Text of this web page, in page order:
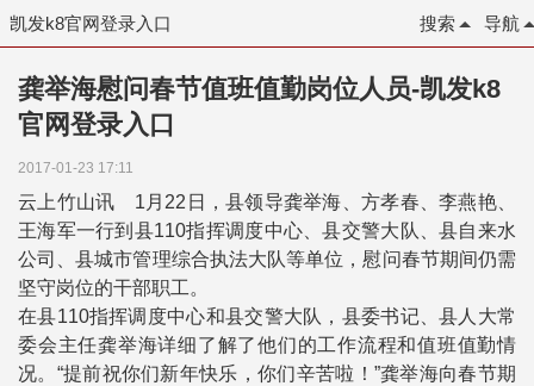
凯发k8官网登录入口 导航
搜索
龚举海慰问春节值班值勤岗位人员-凯发k8
官网登录入口
2017-01-23 17:11
云上竹山讯 1月22日，县领导龚举海、方孝春、李燕艳、
王海军一行到县110指挥调度中心、县交警大队、县自来水
公司、县城市管理综合执法大队等单位，慰问春节期间仍需
坚守岗位的干部职工。
在县110指挥调度中心和县交警大队，县委书记、县人大常
委会主任龚举海详细了解了他们的工作流程和值班值勤情
况。“提前祝你们新年快乐，你们辛苦啦！”龚举海向春节期